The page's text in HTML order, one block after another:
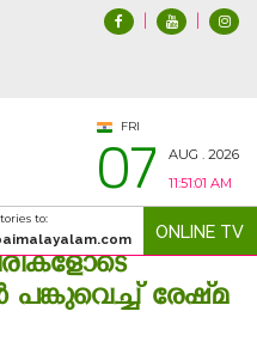
| |
FRI
07
AUG . 2026
11:51:02 AM
to:
ONLINE TV
പങ്കുവെച്ച് രേഷ്‍മ